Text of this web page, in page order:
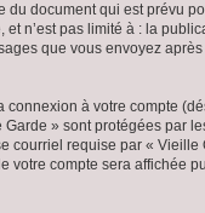
document qui est prévu
n’est pas limité à : la
que vous envoyez
à votre compte
» sont protégées par
courriel requise par «
votre compte sera affichée